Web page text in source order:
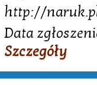
http://
Data
Szczegóły